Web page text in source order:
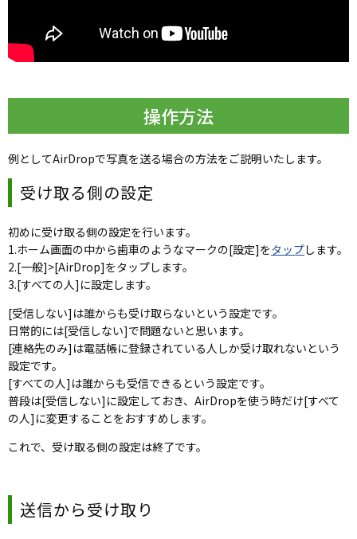
操作方法
例としてAirDropで写真を送る場合の方法をご説明いたします。
受け取る側の設定
初めに受け取る側の設定を行います。
1.ホーム画面の中から歯車のようなマークの[設定]をタップします。
2.[一般]>[AirDrop]をタップします。
3.[すべての人]に設定します。
[受信しない]は誰からも受け取らないという設定です。
日常的には[受信しない]で問題ないと思います。
[連絡先のみ]は電話帳に登録されている人しか受け取れないという
設定です。
[すべての人]は誰からも受信できるという設定です。
普段は[受信しない]に設定しておき、AirDropを使う時だけ[すべて
の人]に変更することをおすすめします。
これで、受け取る側の設定は終了です。
送信から受け取り